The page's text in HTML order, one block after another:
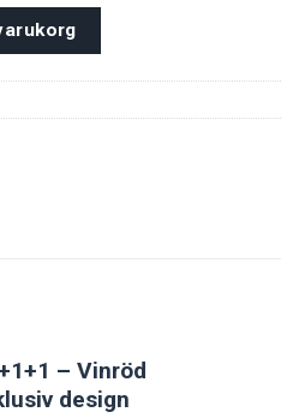
Vinröd mängd
– Vinröd
design